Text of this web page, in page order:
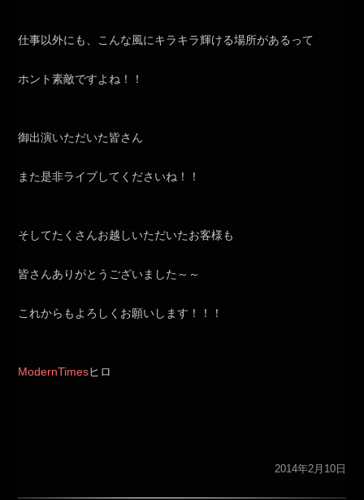
仕事以外にも、こんな風にキラキラ輝ける場所があるって
ホント素敵ですよね！！
御出演いただいた皆さん
また是非ライブしてくださいね！！
そしてたくさんお越しいただいたお客様も
皆さんありがとうございました～～
これからもよろしくお願いします！！！
ModernTimesヒロ
2014年2月10日